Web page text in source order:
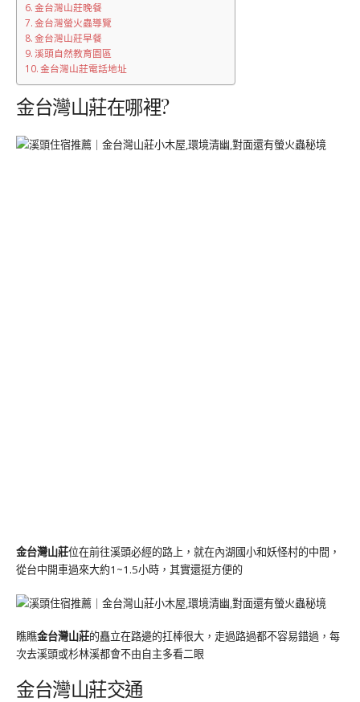
金台灣山莊晚餐
金台灣螢火蟲導覽
金台灣山莊早餐
溪頭自然教育園區
金台灣山莊電話地址
金台灣山莊在哪裡?
金台灣山莊位在前往溪頭必經的路上，就在內湖國小和妖怪村的中間，
從台中開車過來大約1~1.5小時，其實還挺方便的
瞧瞧金台灣山莊的矗立在路邊的扛棒很大，走過路過都不容易錯過，每
次去溪頭或杉林溪都會不由自主多看二眼
金台灣山莊交通